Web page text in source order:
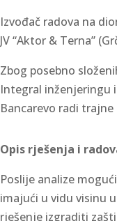
Izvođač radova na
JV “Aktor & Terna”
Zbog posebno
Integral inženjeringu
Bancarevo radi
Opis rješenja i
Poslije analize
imajući u vidu visinu
rješenje izgraditi